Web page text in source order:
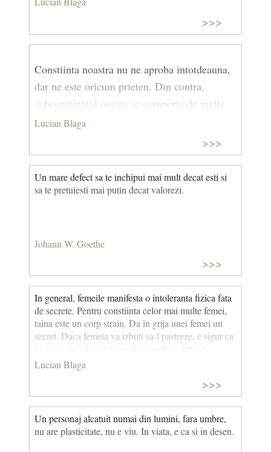
>>>
Constiinta noastra nu ne aproba intotdeauna,
dar ne este oricum prieten. Din contra,
subconstientul nostru se comporta de multe
ori ca si cum ar avea un tratat de alianta cu
Lucian Blaga
>>>
Un mare defect sa te inchipui mai mult decat esti si
sa te pretuiesti mai putin decat valorezi.
Johann W. Goethe
>>>
In general, femeile manifesta o intoleranta fizica fata
de secrete. Pentru constiinta celor mai multe femei,
taina este un corp strain. Da in grija unei femei un
secret. Daca femeia va izbuti sa-l pastreze, e sigur ca
ea se va imbolnavi, facand cel putin o urticarie.
Lucian Blaga
>>>
Un personaj alcatuit numai din lumini, fara umbre,
nu are plasticitate, nu e viu. In viata, e ca si in desen.